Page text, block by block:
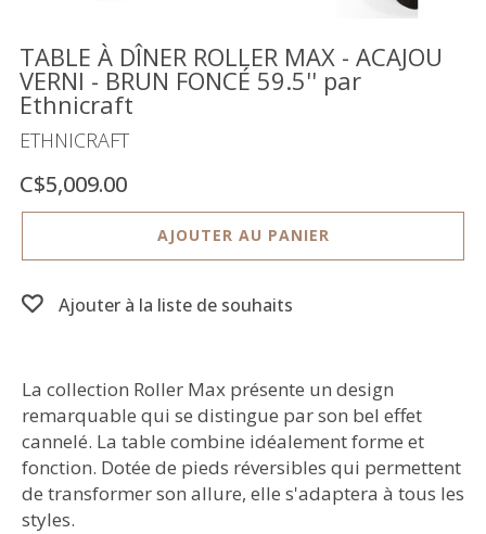
US
TABLE À DÎNER ROLLER MAX - ACAJOU
VERNI - BRUN FONCÉ 59.5'' par
Ethnicraft
ETHNICRAFT
C$5,009.00
AJOUTER AU PANIER
Ajouter à la liste de souhaits
La collection Roller Max présente un design
remarquable qui se distingue par son bel effet
cannelé. La table combine idéalement forme et
fonction. Dotée de pieds réversibles qui permettent
de transformer son allure, elle s'adaptera à tous les
styles.